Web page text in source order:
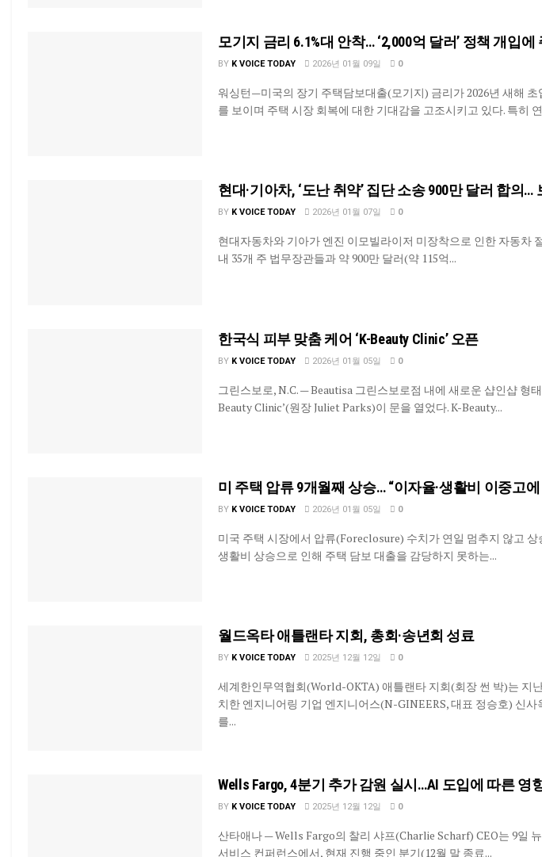
모기지 금리 6.1%대 안착… ‘2,000억 달러’ 정책 개입
BY K VOICE TODAY 2026년 01월 09일 0
워싱턴—미국의 장기 주택담보대출(모기지) 금리가 2026년 새해
를 보이며 주택 시장 회복에 대한 기대감을 고조시키고 있다. 특히
현대·기아차, ‘도난 취약’ 집단 소송 900만 달러 합의…
BY K VOICE TODAY 2026년 01월 07일 0
현대자동차와 기아가 엔진 이모빌라이저 미장착으로 인한 자동차
내 35개 주 법무장관들과 약 900만 달러(약 115억...
한국식 피부 맞춤 케어 ‘K-Beauty Clinic’ 오픈
BY K VOICE TODAY 2026년 01월 05일 0
그린스보로, N.C. — Beautisa 그린스보로점 내에 새로운 샵인샵 형
Beauty Clinic’(원장 Juliet Parks)이 문을 열었다. K-Beauty...
미 주택 압류 9개월째 상승… “이자율·생활비 이중고
BY K VOICE TODAY 2026년 01월 05일 0
미국 주택 시장에서 압류(Foreclosure) 수치가 연일 멈추지 않고
생활비 상승으로 인해 주택 담보 대출을 감당하지 못하는...
월드옥타 애틀랜타 지회, 총회·송년회 성료
BY K VOICE TODAY 2025년 12월 12일 0
세계한인무역협회(World-OKTA) 애틀랜타 지회(회장 썬 박)는 지
치한 엔지니어링 기업 엔지니어스(N-GINEERS, 대표 정승호) 신사
를...
Wells Fargo, 4분기 추가 감원 실시…AI 도입에 따른 영
BY K VOICE TODAY 2025년 12월 12일 0
산타애나 — Wells Fargo의 찰리 샤프(Charlie Scharf) CEO는 9일
서비스 컨퍼런스에서, 현재 진행 중인 분기(12월 말 종료...